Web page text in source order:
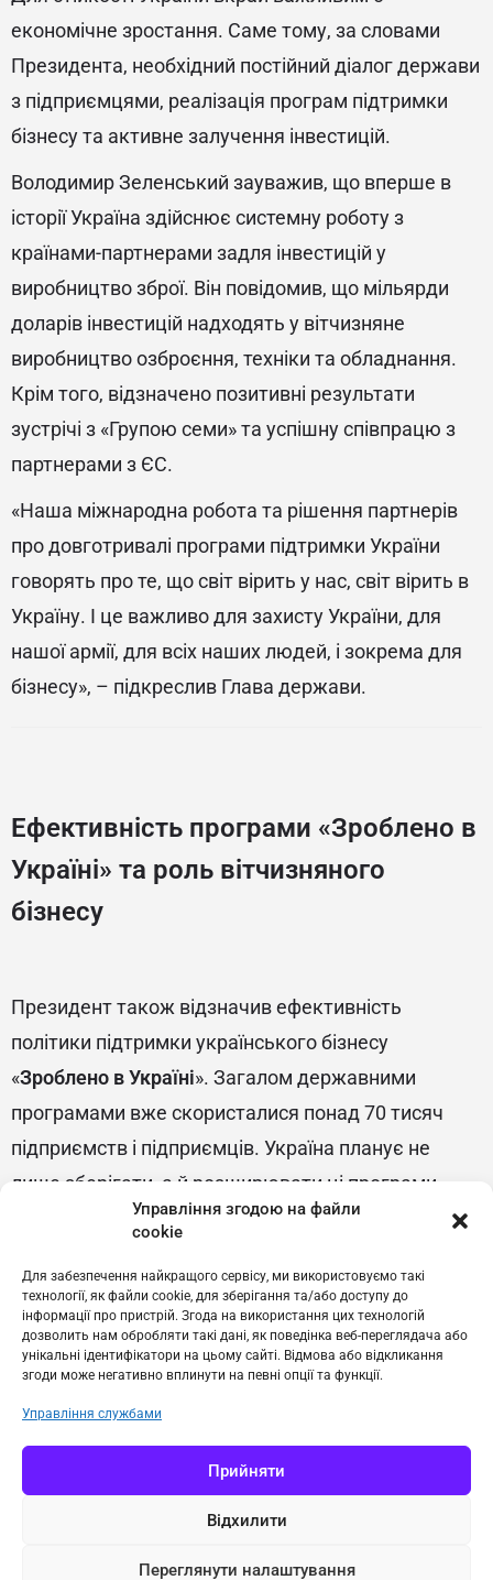
Управління згодою на файли
cookie
Для забезпечення найкращого сервісу, ми використовуємо такі
технології, як файли cookie, для зберігання та/або доступу до
інформації про пристрій. Згода на використання цих технологій
дозволить нам обробляти такі дані, як поведінка веб-переглядача або
унікальні ідентифікатори на цьому сайті. Відмова або відкликання
згоди може негативно вплинути на певні опції та функції.
Управління службами
Прийняти
Відхилити
Переглянути налаштування
економічне зростання. Саме тому, за словами
Президента, необхідний постійний діалог держави
з підприємцями, реалізація програм підтримки
бізнесу та активне залучення інвестицій.
Володимир Зеленський зауважив, що вперше в
історії Україна здійснює системну роботу з
країнами-партнерами задля інвестицій у
виробництво зброї. Він повідомив, що мільярди
доларів інвестицій надходять у вітчизняне
виробництво озброєння, техніки та обладнання.
Крім того, відзначено позитивні результати
зустрічі з «Групою семи» та успішну співпрацю з
партнерами з ЄС.
«Наша міжнародна робота та рішення партнерів
про довготривалі програми підтримки України
говорять про те, що світ вірить у нас, світ вірить в
Україну. І це важливо для захисту України, для
нашої армії, для всіх наших людей, і зокрема для
бізнесу», – підкреслив Глава держави.
Ефективність програми «Зроблено в
Україні» та роль вітчизняного
бізнесу
Президент також відзначив ефективність
політики підтримки українського бізнесу
«Зроблено в Україні». Загалом державними
програмами вже скористалися понад 70 тисяч
підприємств і підприємців. Україна планує не
лише зберігати, а й розширювати ці програми.
«Навіть у таких жорстких умовах такої війни
Україна може спиратися на своїх підприємців – на
наше вітчизняне, українське виробництво, нашу
українську логістику, наші українські послуги в
усіх сферах – від безпеки до повсякденного життя
людей, – на українські розробки та інвестиції», –
акцентував Володимир Зеленський.